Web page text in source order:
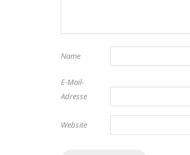
Name
E-Mail-
Adresse
Website